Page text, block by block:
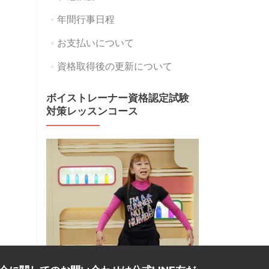
年間行事日程
お支払いについて
資格取得後の更新について
ボイストレーナー資格認定試験
対策レッスンコース